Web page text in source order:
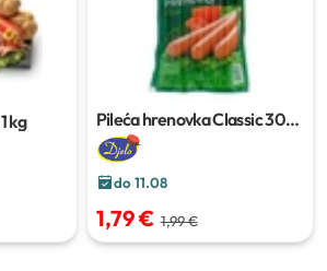
1 kg Pileća hrenovka Classic300
g
do 11.08
1,79 € 1,99 €